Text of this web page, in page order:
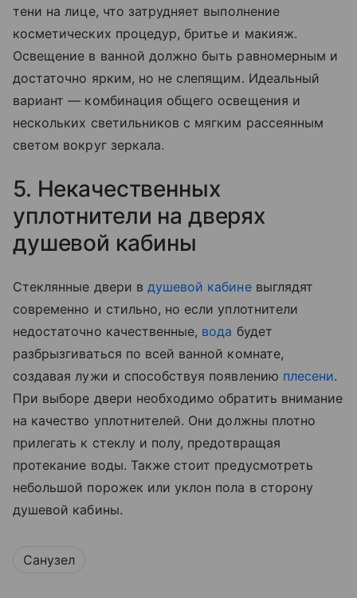
тени на лице, что затрудняет выполнение
косметических процедур, бритье и макияж.
Освещение в ванной должно быть равномерным и
достаточно ярким, но не слепящим. Идеальный
вариант — комбинация общего освещения и
нескольких светильников с мягким рассеянным
светом вокруг зеркала.
5. Некачественных
уплотнители на дверях
душевой кабины
Стеклянные двери в душевой кабиневыглядят
современно и стильно, но если уплотнители
недостаточно качественные, вода будет
разбрызгиваться по всей ванной комнате,
создавая лужи и способствуя появлению плесени.
При выборе двери необходимо обратить внимание
на качество уплотнителей. Они должны плотно
прилегать к стеклу и полу, предотвращая
протекание воды. Также стоит предусмотреть
небольшой порожек или уклон пола в сторону
душевой кабины.
Санузел